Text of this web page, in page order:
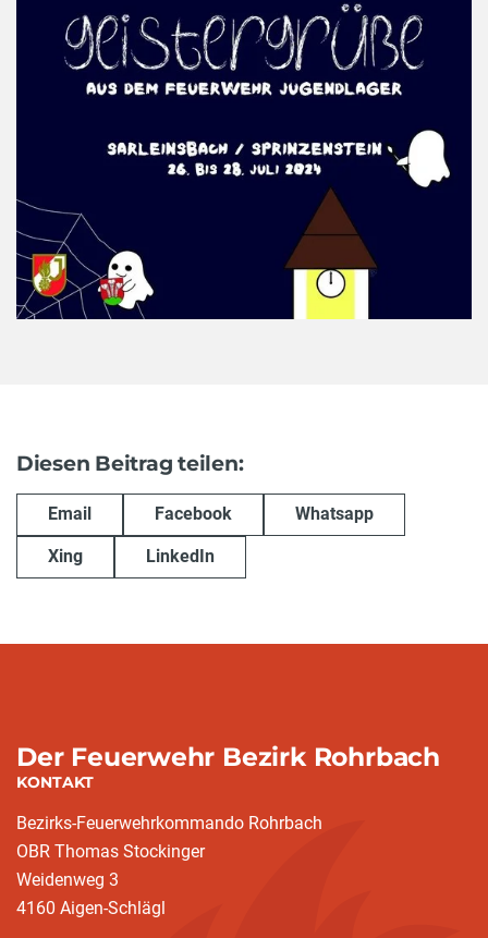
Diesen Beitrag teilen:
Email Facebook Whatsapp
Xing LinkedIn
Der Feuerwehr Bezirk Rohrbach
KONTAKT
Bezirks-Feuerwehrkommando Rohrbach
OBR Thomas Stockinger
Weidenweg 3
4160 Aigen-Schlägl